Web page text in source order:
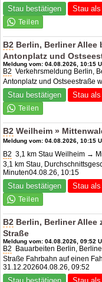
Stau bestätigen Stau
B2 Berlin, Berliner Allee
Antonplatz und
Meldung vom: 04.08.2026, 10:15
B2 Verkehrsmeldung Berlin,
Antonplatz und Ostseestraße
Stau bestätigen Stau
B2 Weilheim »
Meldung vom: 04.08.2026, 10:15
B2 3,1 km Stau Weilheim →
3,1 km Stau,
Minuten04.08.26, 10:15
Stau bestätigen Stau
B2 Berlin, Berliner Allee
Straße
Meldung vom: 04.08.2026, 09:52
B2
Bauarbeiten Berlin,
Straße Fahrbahn auf einen
31.12.202604.08.26, 09:52